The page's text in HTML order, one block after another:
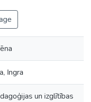
Ingra
un izglītības